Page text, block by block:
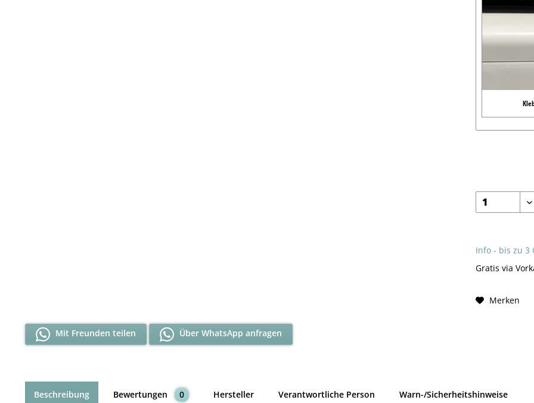
Info - bis zu 3
Gratis via
Merken
Mit Freunden teilen Über WhatsApp anfragen
Beschreibung Bewertungen 0 Hersteller Verantwortliche Person Warn-/Sicherheitshinweise